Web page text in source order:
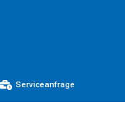
Serviceanfrage